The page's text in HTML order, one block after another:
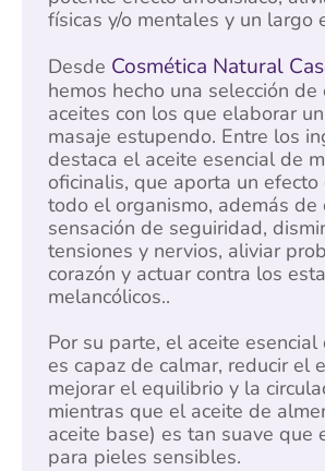
físicas y/o mentales y un largo
Desde Cosmética Natural
hemos hecho una selección
aceites con los que elaborar
masaje estupendo. Entre los
destaca el aceite esencial de
oficinalis, que aporta un efecto
todo el organismo, además de
sensación de seguiridad,
tensiones y nervios, aliviar
corazón y actuar contra los
melancólicos..
Por su parte, el aceite
es capaz de calmar, reducir el
mejorar el equilibrio y la
mientras que el aceite de
aceite base) es tan suave que
para pieles sensibles.